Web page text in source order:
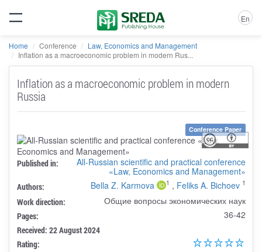
En
Home Conference
Law, Economics and Management
Inflation as a macroeconomic problem in modern Rus...
Inflation as a macroeconomic problem in modern
Russia
Conference Paper
Published in:
All-Russian scientific and practical conference
«Law, Economics and Management»
Authors: Bella Z. Karmova 1 , Feliks A. Bichoev 1
Work direction: Общие вопросы экономических наук
Pages: 36-42
Received: 22 August 2024
Rating: